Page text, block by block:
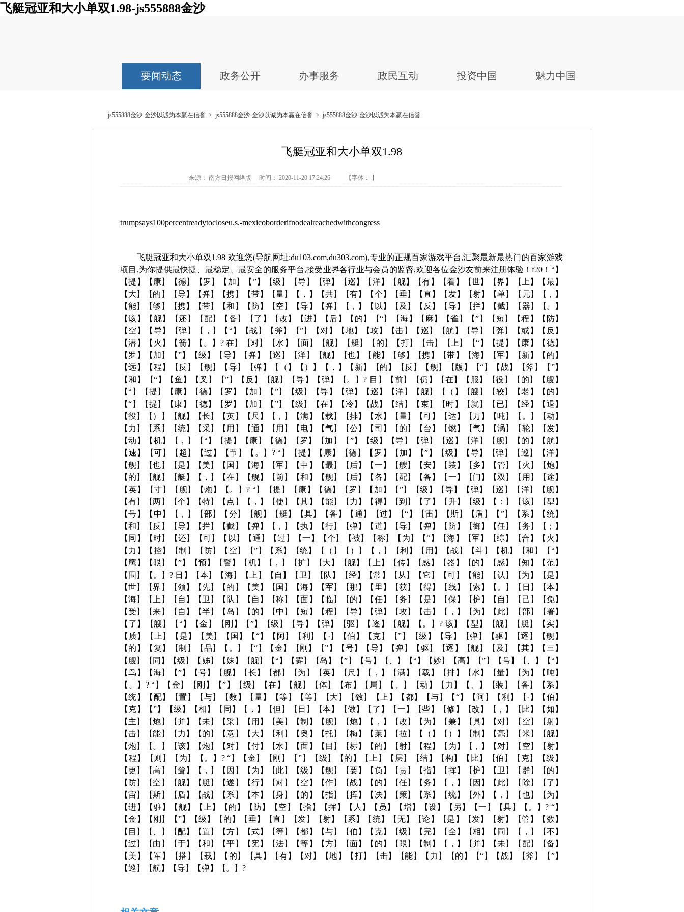
飞艇冠亚和大小单双1.98-js555888金沙
要闻动态 政务公开 办事服务 政民互动 投资中国 魅力中国
js555888金沙-金沙以诚为本赢在信誉 > js555888金沙-金沙以诚为本赢在信誉 > js555888金沙-金沙以诚为本赢在信誉
飞艇冠亚和大小单双1.98
来源： 南方日报网络版 时间： 2020-11-20 17:24:26 【字体： 】
trumpsays100percentreadytocloseu.s.-mexicoborderifnodealreachedwithcongress
飞艇冠亚和大小单双1.98 欢迎您(导航网址:du103.com,du303.com),专业的正规百家游戏平台,汇聚最新最热门的百家游戏
项目,为你提供最快捷、最稳定、最安全的服务平台,接受业界各行业与会员的监督,欢迎各位金沙友前来注册体验！f20！“】
【提】【康】【德】【罗】【加】【”】【级】【导】【弹】【巡】【洋】【舰】【有】【着】【世】【界】【上】【最】
【大】【的】【导】【弹】【携】【带】【量】【，】【共】【有】【个】【垂】【直】【发】【射】【单】【元】【，】
【能】【够】【携】【带】【和】【防】【空】【导】【弹】【，】【以】【及】【反】【导】【拦】【截】【器】【。】
【该】【舰】【还】【配】【备】【了】【改】【进】【后】【的】【“】【海】【麻】【雀】【”】【短】【程】【防】
【空】【导】【弹】【，】【“】【战】【斧】【”】【对】【地】【攻】【击】【巡】【航】【导】【弹】【或】【反】
【潜】【火】【箭】【。】? 在】【对】【水】【面】【舰】【艇】【的】【打】【击】【上】【“】【提】【康】【德】
【罗】【加】【”】【级】【导】【弹】【巡】【洋】【舰】【也】【能】【够】【携】【带】【海】【军】【新】【的】
【远】【程】【反】【舰】【导】【弹】【（】【）】【，】【新】【的】【反】【舰】【版】【“】【战】【斧】【”】
【和】【“】【鱼】【叉】【”】【反】【舰】【导】【弹】【。】? 目】【前】【仍】【在】【服】【役】【的】【艘】
【“】【提】【康】【德】【罗】【加】【”】【级】【导】【弹】【巡】【洋】【舰】【（】【艘】【较】【老】【的】
【“】【提】【康】【德】【罗】【加】【”】【级】【在】【冷】【战】【结】【束】【时】【就】【已】【经】【退】
【役】【）】【舰】【长】【英】【尺】【，】【满】【载】【排】【水】【量】【可】【达】【万】【吨】【。】【动】
【力】【系】【统】【采】【用】【通】【用】【电】【气】【公】【司】【的】【台】【燃】【气】【涡】【轮】【发】
【动】【机】【，】【“】【提】【康】【德】【罗】【加】【”】【级】【导】【弹】【巡】【洋】【舰】【的】【航】
【速】【可】【超】【过】【节】【。】? “】【提】【康】【德】【罗】【加】【”】【级】【导】【弹】【巡】【洋】
【舰】【也】【是】【美】【国】【海】【军】【中】【最】【后】【一】【艘】【安】【装】【多】【管】【火】【炮】
【的】【舰】【艇】【，】【在】【舰】【前】【和】【舰】【后】【各】【配】【备】【一】【门】【双】【用】【途】
【英】【寸】【舰】【炮】【。】? “】【提】【康】【德】【罗】【加】【”】【级】【导】【弹】【巡】【洋】【舰】
【有】【两】【个】【特】【点】【，】【使】【其】【能】【力】【得】【到】【了】【升】【级】【：】【该】【型】
【号】【中】【，】【部】【分】【舰】【艇】【具】【备】【通】【过】【“】【宙】【斯】【盾】【”】【系】【统】
【和】【反】【导】【拦】【截】【弹】【，】【执】【行】【弹】【道】【导】【弹】【防】【御】【任】【务】【；】
【同】【时】【还】【可】【以】【通】【过】【一】【个】【被】【称】【为】【“】【海】【军】【综】【合】【火】
【力】【控】【制】【防】【空】【”】【系】【统】【（】【）】【，】【利】【用】【战】【斗】【机】【和】【“】
【鹰】【眼】【”】【预】【警】【机】【，】【扩】【大】【舰】【上】【传】【感】【器】【的】【感】【知】【范】
【围】【。】? 日】【本】【海】【上】【自】【卫】【队】【经】【常】【从】【它】【可】【能】【认】【为】【是】
【世】【界】【领】【先】【的】【美】【国】【海】【军】【那】【里】【获】【得】【线】【索】【。】【日】【本】
【海】【上】【自】【卫】【队】【自】【称】【面】【临】【的】【任】【务】【是】【保】【护】【自】【己】【免】
【受】【来】【自】【半】【岛】【的】【中】【短】【程】【导】【弹】【攻】【击】【，】【为】【此】【部】【署】
【了】【艘】【“】【金】【刚】【”】【级】【导】【弹】【驱】【逐】【舰】【。】? 该】【型】【舰】【艇】【实】
【质】【上】【是】【美】【国】【“】【阿】【利】【·】【伯】【克】【”】【级】【导】【弹】【驱】【逐】【舰】
【的】【复】【制】【品】【。】【“】【金】【刚】【”】【号】【导】【弹】【驱】【逐】【舰】【及】【其】【三】
【艘】【同】【级】【姊】【妹】【舰】【“】【雾】【岛】【”】【号】【、】【“】【妙】【高】【”】【号】【、】【“】
【鸟】【海】【”】【号】【舰】【长】【都】【为】【英】【尺】【，】【满】【载】【排】【水】【量】【为】【吨】
【。】? “】【金】【刚】【”】【级】【在】【舰】【体】【布】【局】【、】【动】【力】【、】【装】【备】【系】
【统】【配】【置】【与】【数】【量】【等】【等】【大】【致】【上】【都】【与】【“】【阿】【利】【·】【伯】
【克】【”】【级】【相】【同】【，】【但】【日】【本】【做】【了】【一】【些】【修】【改】【，】【比】【如】
【主】【炮】【并】【未】【采】【用】【美】【制】【舰】【炮】【，】【改】【为】【兼】【具】【对】【空】【射】
【击】【能】【力】【的】【意】【大】【利】【奥】【托】【梅】【莱】【拉】【（】【）】【制】【毫】【米】【舰】
【炮】【。】【该】【炮】【对】【付】【水】【面】【目】【标】【的】【射】【程】【为】【，】【对】【空】【射】
【程】【则】【为】【。】? “】【金】【刚】【”】【级】【的】【上】【层】【结】【构】【比】【伯】【克】【级】
【更】【高】【耸】【，】【因】【为】【此】【级】【舰】【要】【负】【责】【指】【挥】【护】【卫】【群】【的】
【防】【空】【舰】【艇】【遂】【行】【对】【空】【作】【战】【的】【任】【务】【，】【因】【此】【除】【了】
【宙】【斯】【盾】【战】【系】【本】【身】【的】【指】【挥】【决】【策】【系】【统】【外】【，】【也】【为】
【进】【驻】【舰】【上】【的】【防】【空】【指】【挥】【人】【员】【增】【设】【另】【一】【具】【。】? “】
【金】【刚】【”】【级】【的】【垂】【直】【发】【射】【系】【统】【无】【论】【是】【发】【射】【管】【数】
【目】【、】【配】【置】【方】【式】【等】【都】【与】【伯】【克】【级】【完】【全】【相】【同】【，】【不】
【过】【由】【于】【和】【平】【宪】【法】【等】【方】【面】【的】【限】【制】【，】【并】【未】【配】【备】
【美】【军】【搭】【载】【的】【具】【有】【对】【地】【打】【击】【能】【力】【的】【“】【战】【斧】【”】
【巡】【航】【导】【弹】【。】?